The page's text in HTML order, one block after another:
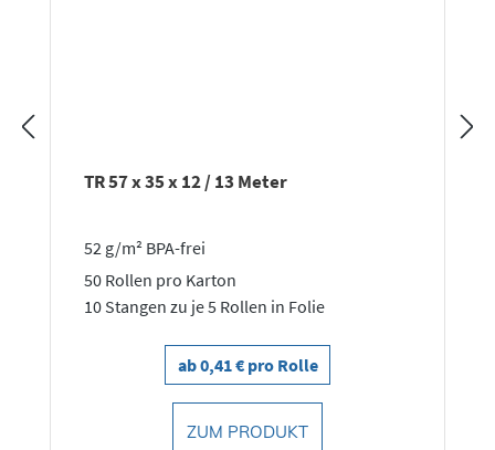
TR 57 x 35 x 12 / 13 Meter
52 g/m² BPA-frei
50 Rollen pro Karton
10 Stangen zu je 5 Rollen in Folie
ab 0,41 € pro Rolle
ZUM PRODUKT